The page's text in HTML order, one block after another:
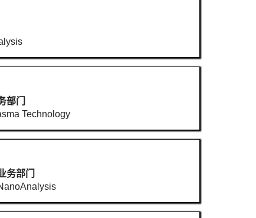
部门
Technology
务部门